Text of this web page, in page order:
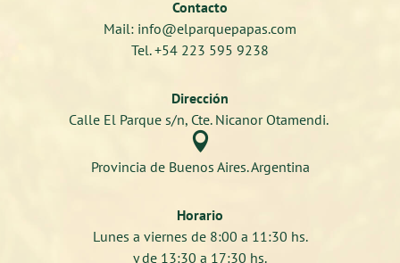
Contacto
Mail: info@elparquepapas.com
Tel. +54 223 595 9238
Dirección
Calle El Parque s/n, Cte. Nicanor Otamendi.

Provincia de Buenos Aires. Argentina
Horario
Lunes a viernes de 8:00 a 11:30 hs.
y de 13:30 a 17:30 hs.